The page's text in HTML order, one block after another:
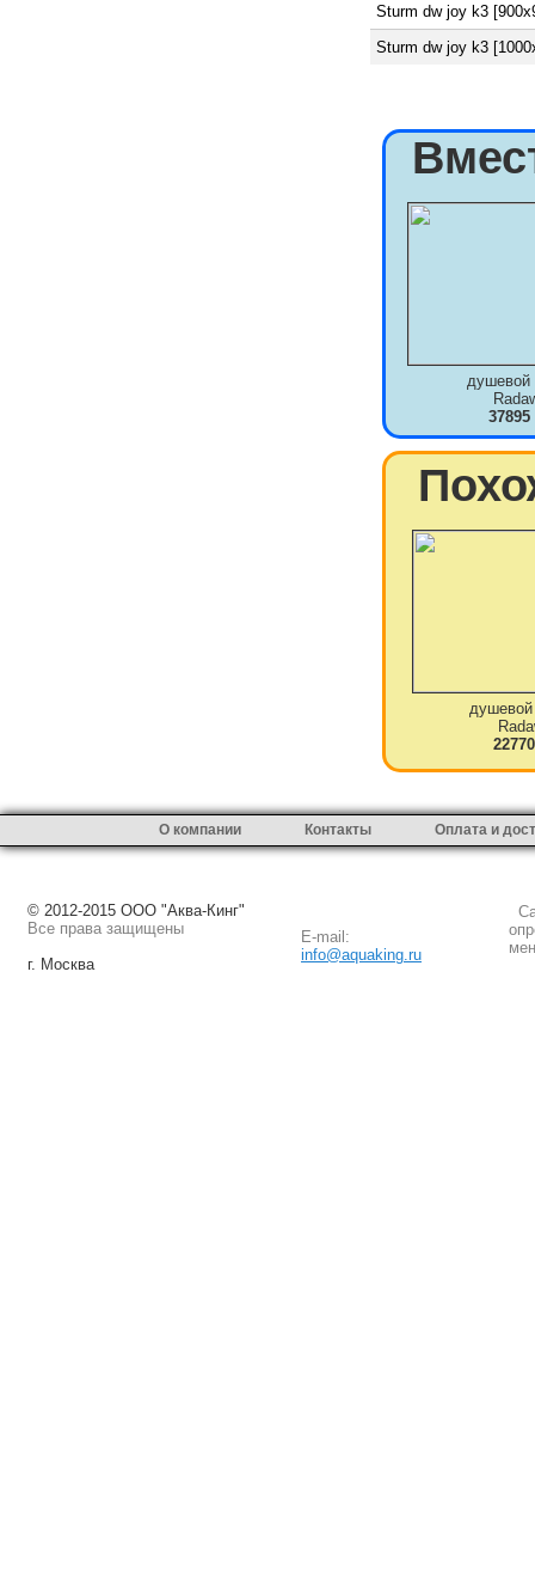
Sturm dw joy k3
Sturm dw joy k3
душевой
37895
О компании Контакты Оплата и
© 2012-2015 ООО "Аква-Кинг"
Все права защищены
г. Москва
E-mail:
info@aquaking.ru